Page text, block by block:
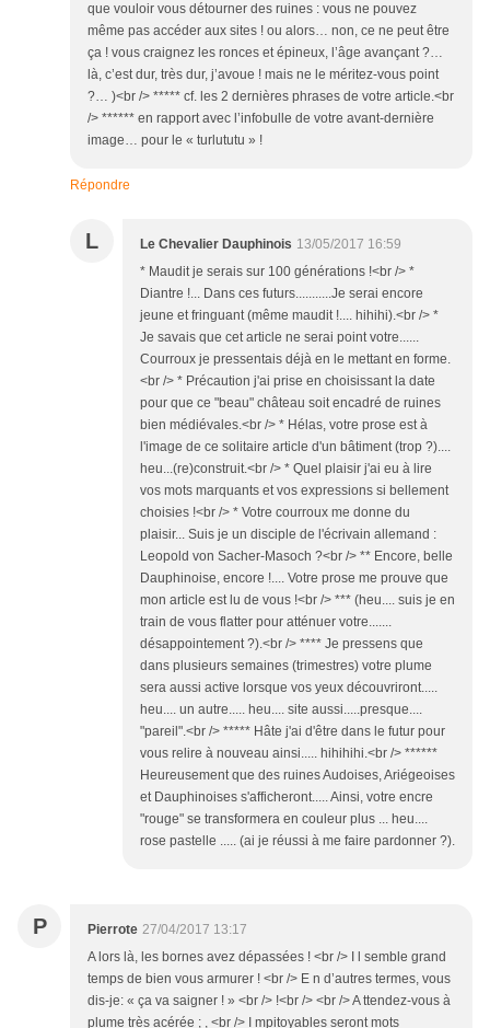
que vouloir vous détourner des ruines : vous ne pouvez
même pas accéder aux sites ! ou alors… non, ce ne peut être
ça ! vous craignez les ronces et épineux, l’âge avançant ?…
là, c’est dur, très dur, j’avoue ! mais ne le méritez-vous point
?… )<br /> ***** cf. les 2 dernières phrases de votre article.<br
/> ****** en rapport avec l’infobulle de votre avant-dernière
image… pour le « turlututu » !
Répondre
L Le Chevalier Dauphinois 13/05/2017 16:59
* Maudit je serais sur 100 générations !<br /> *
Diantre !... Dans ces futurs...........Je serai encore
jeune et fringuant (même maudit !.... hihihi).<br /> *
Je savais que cet article ne serai point votre......
Courroux je pressentais déjà en le mettant en forme.
<br /> * Précaution j'ai prise en choisissant la date
pour que ce "beau" château soit encadré de ruines
bien médiévales.<br /> * Hélas, votre prose est à
l'image de ce solitaire article d'un bâtiment (trop ?)....
heu...(re)construit.<br /> * Quel plaisir j'ai eu à lire
vos mots marquants et vos expressions si bellement
choisies !<br /> * Votre courroux me donne du
plaisir... Suis je un disciple de l'écrivain allemand :
Leopold von Sacher-Masoch ?<br /> ** Encore, belle
Dauphinoise, encore !.... Votre prose me prouve que
mon article est lu de vous !<br /> *** (heu.... suis je en
train de vous flatter pour atténuer votre.......
désappointement ?).<br /> **** Je pressens que
dans plusieurs semaines (trimestres) votre plume
sera aussi active lorsque vos yeux découvriront.....
heu.... un autre..... heu.... site aussi.....presque....
"pareil".<br /> ***** Hâte j'ai d'être dans le futur pour
vous relire à nouveau ainsi..... hihihihi.<br /> ******
Heureusement que des ruines Audoises, Ariégeoises
et Dauphinoises s'afficheront..... Ainsi, votre encre
"rouge" se transformera en couleur plus ... heu....
rose pastelle ..... (ai je réussi à me faire pardonner ?).
P Pierrote 27/04/2017 13:17
A lors là, les bornes avez dépassées ! <br /> I l semble grand
temps de bien vous armurer ! <br /> E n d’autres termes, vous
dis-je: « ça va saigner ! » <br /> !<br /> <br /> A ttendez-vous à
plume très acérée ; , <br /> I mpitoyables seront mots